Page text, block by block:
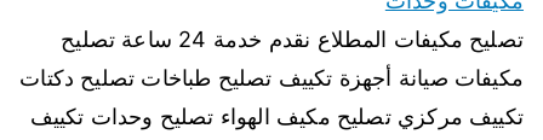
تصليح مكيفات المطلاع نقدم خدمة 24 ساعة تصليح
مكيفات صيانة أجهزة تكييف تصليح طباخات تصليح دكتات
تكييف مركزي تصليح مكيف الهواء تصليح وحدات تكييف